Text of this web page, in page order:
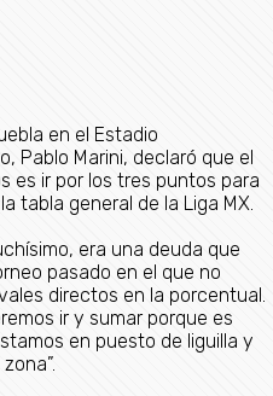
en el Estadio
Pablo Marini, declaró que el
es ir por los tres puntos para
tabla general de la Liga MX.
era una deuda que
pasado en el que no
directos en la porcentual.
ir y sumar porque es
en puesto de liguilla y